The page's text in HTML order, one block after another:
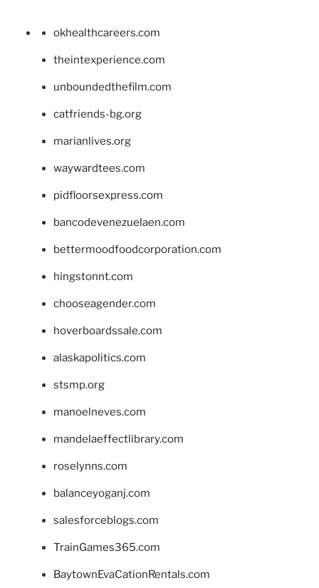
okhealthcareers.com
theintexperience.com
unboundedthefilm.com
catfriends-bg.org
marianlives.org
waywardtees.com
pidfloorsexpress.com
bancodevenezuelaen.com
bettermoodfoodcorporation.com
hingstonnt.com
chooseagender.com
hoverboardssale.com
alaskapolitics.com
stsmp.org
manoelneves.com
mandelaeffectlibrary.com
roselynns.com
balanceyoganj.com
salesforceblogs.com
TrainGames365.com
BaytownEvaCationRentals.com